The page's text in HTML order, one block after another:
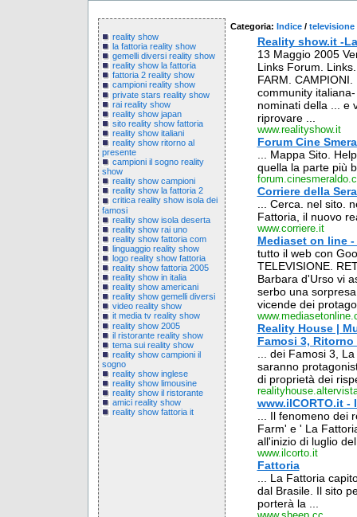
reality show
la fattoria reality show
gemelli diversi reality show
reality show la fattoria
fattoria 2 reality show
campioni reality show
private stars reality show
rai reality show
reality show japan
sito reality show fattoria
reality show italiani
reality show ritorno al
presente
campioni il sogno reality
show
reality show campioni
reality show la fattoria 2
critica reality show isola dei
famosi
reality show isola deserta
reality show rai uno
reality show fattoria com
linguaggio reality show
logo reality show fattoria
reality show fattoria 2005
reality show in italia
reality show americani
reality show gemelli diversi
video reality show
it media tv reality show
reality show 2005
il ristorante reality show
tema sui reality show
reality show campioni il
sogno
reality show inglese
reality show limousine
reality show il ristorante
amici reality show
reality show fattoria it
Categoria: Indice / televisione
Reality show.it -
13 Maggio 2005
Links Forum.
FARM.
community
nominati della ... e
riprovare ...
www.realityshow.it
Forum Cine
... Mappa Sito.
quella la parte più
Corriere della
... Cerca. nel sito.
Fattoria, il nuovo
www.corriere.it
Mediaset on line -
tutto il web con
TELEVISIONE.
Barbara d'Urso vi
serbo una
vicende dei
Reality House |
Famosi 3, Ritorno
... dei Famosi 3,
saranno
di proprietà dei
www.ilCORTO.it -
... Il fenomeno dei
Farm' e ' La
all'inizio di luglio
www.ilcorto.it
Fattoria
... La Fattoria
dal Brasile. Il sito
porterà la ...